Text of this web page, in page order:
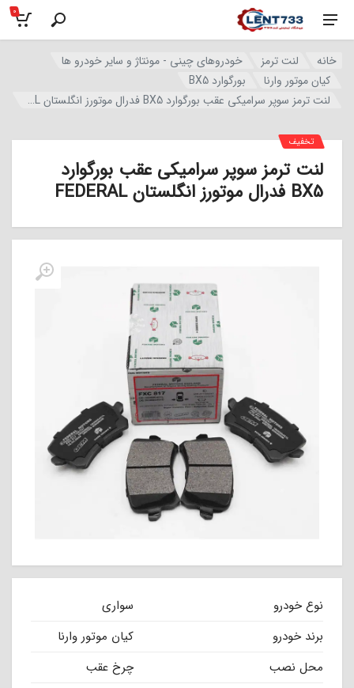
0
خانه لنت ترمز
خودروهای چینی - مونتاژ و سایر خودرو ها
کیان موتور وارنا
بورگوارد BX5
لنت ترمز سوپر سرامیکی عقب بورگوارد BX5 فدرال موتورز انگلستان FEDERAL
لنت ترمز سوپر سرامیکی عقب بورگوارد
BX5 فدرال موتورز انگلستان FEDERAL
نوع خودرو
سواری
برند خودرو
کیان موتور وارنا
محل نصب
چرخ عقب
تخفیف